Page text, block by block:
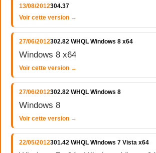
13/08/2012304.37
Voir cette version →
27/06/2012302.82 WHQL Windows 8 x64
Windows 8 x64
Voir cette version →
27/06/2012302.82 WHQL Windows 8
Windows 8
Voir cette version →
22/05/2012301.42 WHQL Windows 7 Vista x64